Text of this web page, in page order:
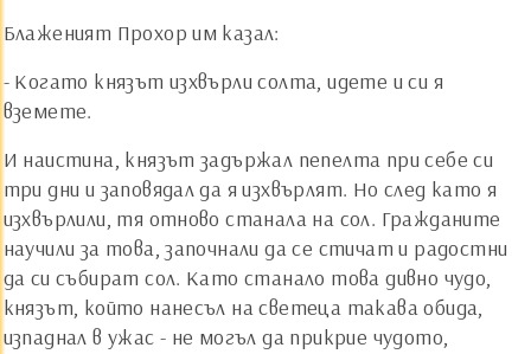
Блаженият Прохор им казал:
- Когато князът изхвърли солта, идете и си я
вземете.
И наистина, князът задържал пепелта при себе си
три дни и заповядал да я изхвърлят. Но след като я
изхвърлили, тя отново станала на сол. Гражданите
научили за това, започнали да се стичат и радостни
да си събират сол. Като станало това дивно чудо,
князът, който нанесъл на светеца такава обида,
изпаднал в ужас - не могъл да прикрие чудото,